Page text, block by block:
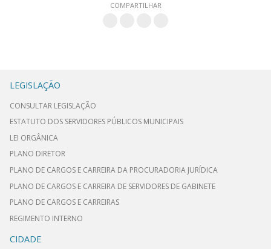
COMPARTILHAR
LEGISLAÇÃO
CONSULTAR LEGISLAÇÃO
ESTATUTO DOS SERVIDORES PÚBLICOS MUNICIPAIS
LEI ORGÂNICA
PLANO DIRETOR
PLANO DE CARGOS E CARREIRA DA PROCURADORIA JURÍDICA
PLANO DE CARGOS E CARREIRA DE SERVIDORES DE GABINETE
PLANO DE CARGOS E CARREIRAS
REGIMENTO INTERNO
CIDADE